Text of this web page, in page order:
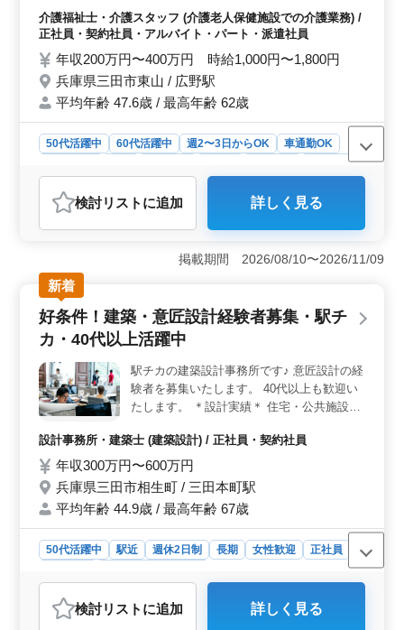
成、引継ぎなど ・夕食の準備 等 ◎特徴◎
・年間休日111日 ・車通勤可能 お仕事とプ
ミ まずはお気軽にお問い合わせください
♬♬
介護福祉士・介護スタッフ (介護老人保健施設での介護業務) /
正社員・契約社員・アルバイト・パート・派遣社員
年収200万円〜400万円 時給1,000円〜1,800円
兵庫県三田市東山 / 広野駅
平均年齢 47.6歳 / 最高年齢 62歳
50代活躍中 60代活躍中 週2〜3日からOK
車通勤OK
派遣社員
介護福祉士・介護スタッフ
おすすめポイント
＜充実の業務内容＞ 入浴介助、食事介助、見まもり、
リハビリテーションサポートなど幅広い業務を通じて利
用者の生活をサポートします。利用者とのコミュニケー
ションを大切にし、笑顔と温かさを届けることができる
職場です。 ＜特徴＞ 年間休日111日や車通勤可能な
ど働きやすい環境が整っています。週休2日制や長期勤務
が可能であり、仕事とプライベートを両立したい方にお
心して働くことができます。 ＜お問い合わせ＞ 介
護職員としての新たな挑戦をお考えの方、まずはお気軽
にお問い合わせください。経験を活かし、やりがいのあ
ちしています。
検討リスト に追加 詳しく見る
掲載期間 2026/08/10〜2026/11/09
新着
好条件！建築・意匠設計経験者募集・駅チ
カ・40代以上活躍中
駅チカの建築設計事務所です♪ 意匠設計の経
験者を募集いたします。 40代以上も歓迎い
たします。 ＊設計実績＊ 住宅・公共施設・
せ、現地調査、プランニング ・基本設計、
実施設計、積算 ・確認申請、各種書類作
成、施工会社選定、設計監理 等 ・CAD操作
あり ◎歓迎◎ 駅からスグ！ 土日祝休み♪ 車
通勤可☆ 好条件です♪ぜひご応募ください♪
設計事務所・建築士 (建築設計) / 正社員・契約社員
年収300万円〜600万円
兵庫県三田市相生町 / 三田本町駅
平均年齢 44.9歳 / 最高年齢 67歳
50代活躍中 駅近 週休2日制 長期 女性歓迎
正社員
おすすめポイント
＜働きやすさ＞ 建築・意匠設計経験者にとって理想的
検討リスト に追加 詳しく見る